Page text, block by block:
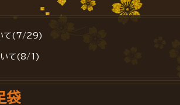
て(7/29)
いて(8/1)
袋